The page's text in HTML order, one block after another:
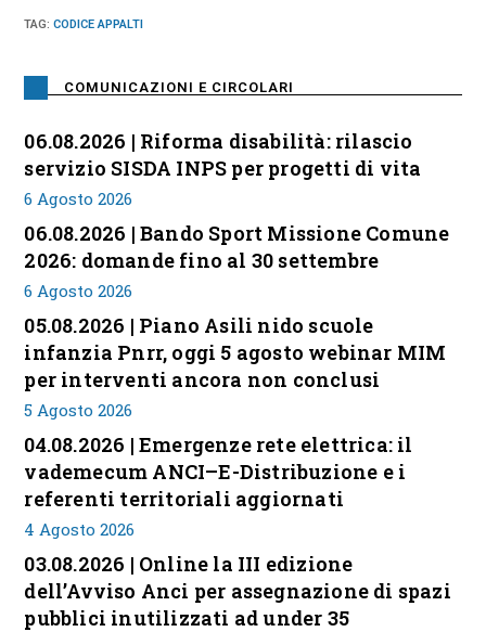
TAG:CODICE APPALTI
COMUNICAZIONI E CIRCOLARI
06.08.2026 | Riforma disabilità: rilascio
servizio SISDA INPS per progetti di vita
6 Agosto 2026
06.08.2026 | Bando Sport Missione Comune
2026: domande fino al 30 settembre
6 Agosto 2026
05.08.2026 | Piano Asili nido scuole
infanzia Pnrr, oggi 5 agosto webinar MIM
per interventi ancora non conclusi
5 Agosto 2026
04.08.2026 | Emergenze rete elettrica: il
vademecum ANCI–E-Distribuzione e i
referenti territoriali aggiornati
4 Agosto 2026
03.08.2026 | Online la III edizione
dell’Avviso Anci per assegnazione di spazi
pubblici inutilizzati ad under 35